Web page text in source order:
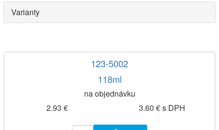
Varianty
123-5002
118ml
na objednávku
2.93 €
3.60 € s DPH